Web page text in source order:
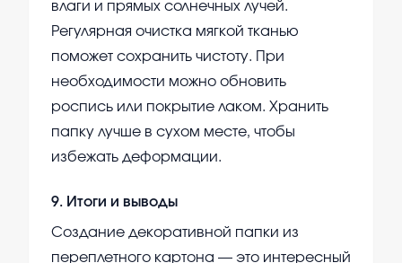
влаги и прямых солнечных лучей.
Регулярная очистка мягкой тканью
поможет сохранить чистоту. При
необходимости можно обновить
роспись или покрытие лаком. Хранить
папку лучше в сухом месте, чтобы
избежать деформации.
9. Итоги и выводы
Создание декоративной папки из
переплетного картона — это интересный